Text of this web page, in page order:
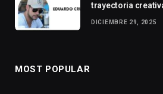
trayectoria
DICIEMBRE 29, 2025
MOST POPULAR